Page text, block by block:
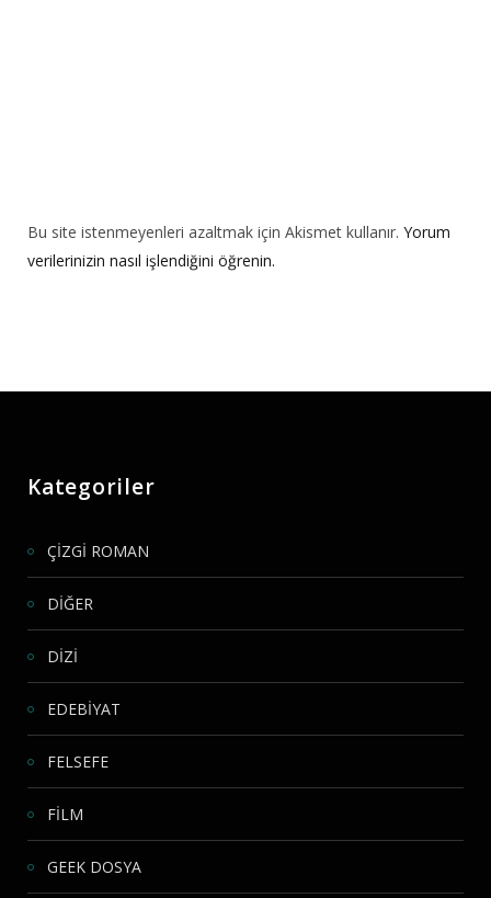
Bu site istenmeyenleri azaltmak için Akismet kullanır. Yorum
verilerinizin nasıl işlendiğini öğrenin.
Kategoriler
ÇİZGİ ROMAN
DİĞER
DİZİ
EDEBİYAT
FELSEFE
FİLM
GEEK DOSYA